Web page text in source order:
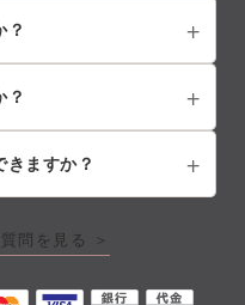
？
？
きますか？
問を見る ＞